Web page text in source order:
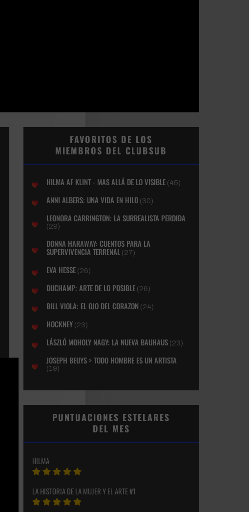
FAVORITOS DE LOS
MIEMBROS DEL CLUBSUB
HILMA AF KLINT - MAS ALLÁ DE LO VISIBLE (45)
ANNI ALBERS: UNA VIDA EN HILO (30)
LEONORA CARRINGTON: LA SURREALISTA PERDIDA
(29)
DONNA HARAWAY: CUENTOS PARA LA
SUPERVIVENCIA TERRENAL (27)
EVA HESSE (26)
DUCHAMP: ARTE DE LO POSIBLE (26)
BILL VIOLA: EL OJO DEL CORAZON (24)
HOCKNEY (23)
LÁSZLÓ MOHOLY NAGY: LA NUEVA BAUHAUS (23)
JOSEPH BEUYS > TODO HOMBRE ES UN ARTISTA
(19)
PUNTUACIONES ESTELARES
DEL MES
HILMA
LA HISTORIA DE LA MUJER Y EL ARTE #1